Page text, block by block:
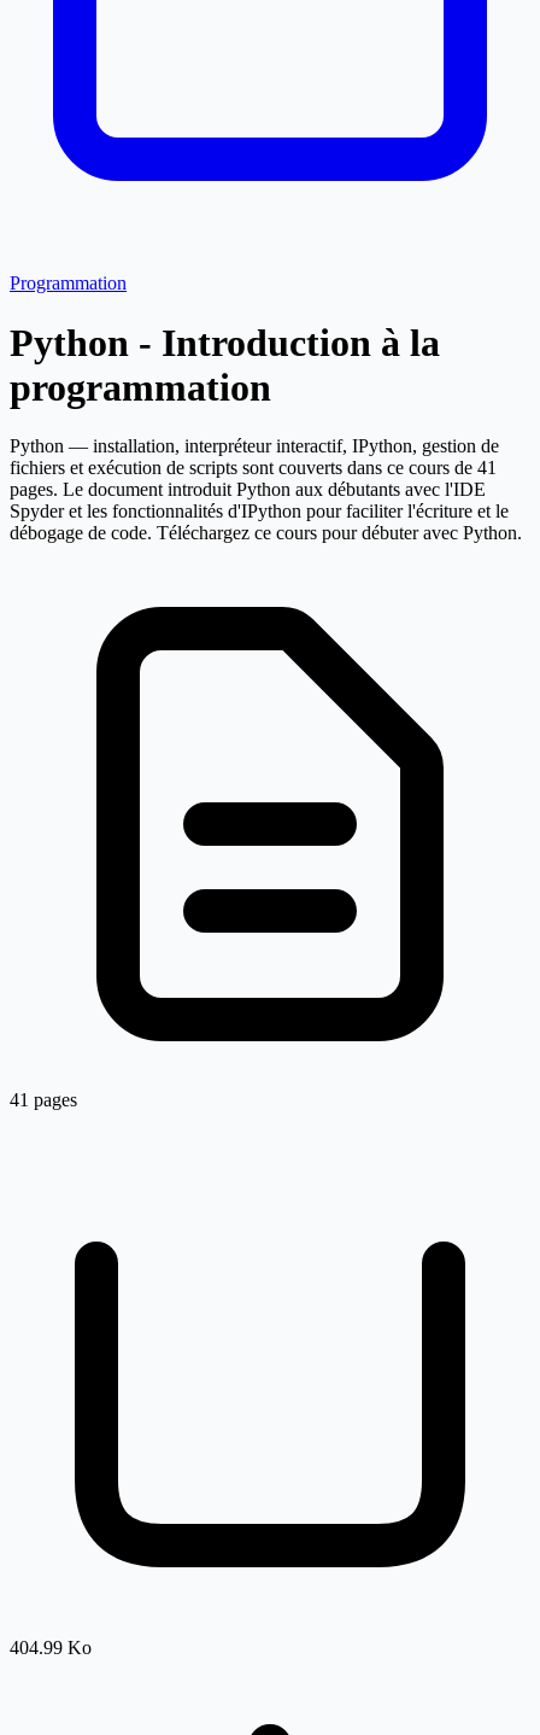
Programmation
Python - Introduction à la
programmation
Python — installation, interpréteur interactif, IPython, gestion de
fichiers et exécution de scripts sont couverts dans ce cours de 41
pages. Le document introduit Python aux débutants avec l'IDE
Spyder et les fonctionnalités d'IPython pour faciliter l'écriture et le
débogage de code. Téléchargez ce cours pour débuter avec Python.
41 pages
404.99 Ko